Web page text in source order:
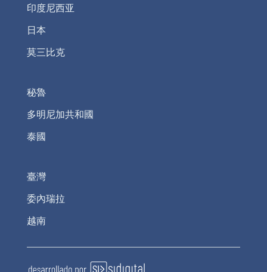
印度尼西亚
日本
莫三比克
秘魯
多明尼加共和國
泰國
臺灣
委內瑞拉
越南